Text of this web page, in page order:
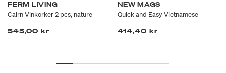
FERM LIVING
Cairn Vinkorker 2 pcs, nature
545,00 kr
NEW MAGS
Quick and Easy Vietnamese
414,40 kr